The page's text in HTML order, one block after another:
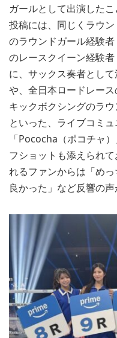
ガールとして出演したこ
投稿には、同じくラウ
のラウンドガール経験
のレースクイーン経験
に、サックス奏者とし
や、全日本ロードレー
キックボクシングのラ
といった、ライブコミ
「Pococha（ポコチャ
フショットも添えられ
れるファンからは「め
良かった」など反響の声